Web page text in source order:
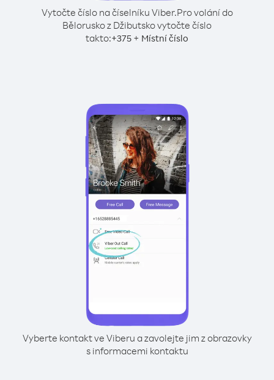
Vytočte číslo na číselníku Viber.Pro volání do
Bělorusko z Džibutsko vytočte číslo
takto:+375 + Místní číslo
Vyberte kontakt ve Viberu a zavolejte jim z obrazovky
s informacemi kontaktu